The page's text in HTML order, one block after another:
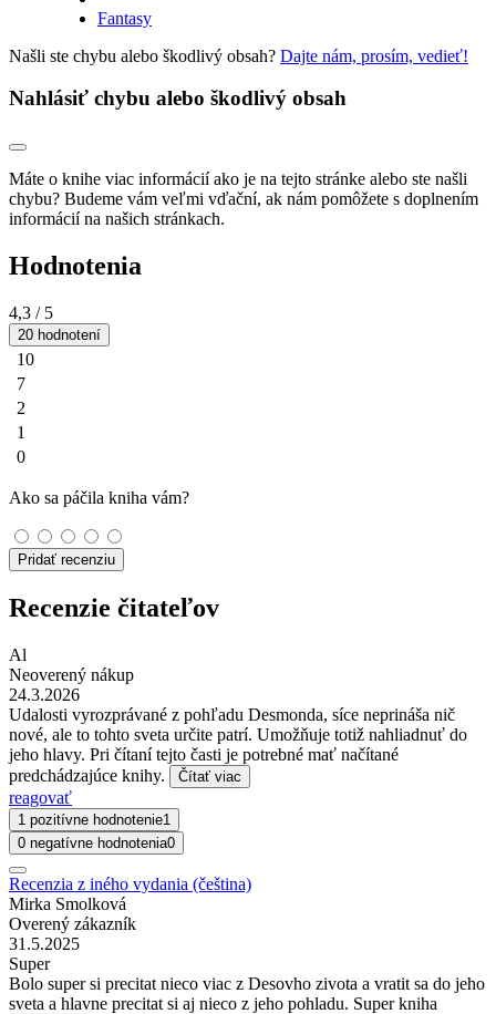
Fantasy
Našli ste chybu alebo škodlivý obsah? Dajte nám, prosím, vedieť!
Nahlásiť chybu alebo škodlivý obsah
Máte o knihe viac informácií ako je na tejto stránke alebo ste našli
chybu? Budeme vám veľmi vďační, ak nám pomôžete s doplnením
informácií na našich stránkach.
Hodnotenia
4,3 / 5
20 hodnotení
10
7
2
1
0
Ako sa páčila kniha vám?
Pridať recenziu
Recenzie čitateľov
Al
Neoverený nákup
24.3.2026
Udalosti vyrozprávané z pohľadu Desmonda, síce neprináša nič
nové, ale to tohto sveta určite patrí. Umožňuje totiž nahliadnuť do
jeho hlavy. Pri čítaní tejto časti je potrebné mať načítané
predchádzajúce knihy.
Čítať viac
reagovať
1 pozitívne hodnotenie1
0 negatívne hodnotenia0
Recenzia z iného vydania (čeština)
Mirka Smolková
Overený zákazník
31.5.2025
Super
Bolo super si precitat nieco viac z Desovho zivota a vratit sa do jeho
sveta a hlavne precitat si aj nieco z jeho pohladu. Super kniha